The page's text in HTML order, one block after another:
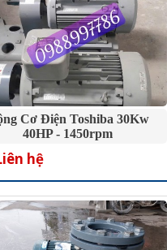
Cơ Điện Toshiba 30Kw
40HP - 1450rpm
hệ